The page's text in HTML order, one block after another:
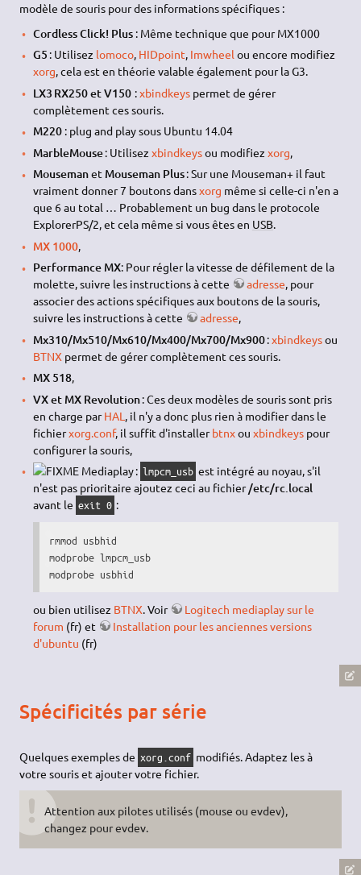
modèle de souris pour des informations spécifiques :
Cordless Click! Plus: Même technique que pour MX1000
G5 : Utilisez lomoco, HIDpoint, Imwheel ou encore modifiez
xorg, cela est en théorie valable également pour la G3.
LX3 RX250 et V150:xbindkeyspermet de gérer
complètement ces souris.
M220: plug and play sous Ubuntu 14.04
MarbleMouse: Utilisez xbindkeysou modifiez xorg,
Mousemanet Mouseman Plus: Sur une Mouseman+ il faut
vraiment donner 7 boutons dansxorg même si celle-ci n'en a
que 6 au total … Probablement un bug dans le protocole
ExplorerPS/2, et cela même si vous êtes en USB.
MX 1000,
Performance MX: Pour régler la vitesse de défilement de la
molette, suivre les instructions à cette
adresse, pour
associer des actions spécifiques aux boutons de la souris,
suivre les instructions à cette
adresse,
Mx310/Mx510/Mx610/Mx400/Mx700/Mx900:xbindkeysou
BTNX permet de gérer complètement ces souris.
MX 518,
VX et MX Revolution: Ces deux modèles de souris sont pris
en charge parHAL , il n'y a donc plus rien à modifier dans le
fichierxorg.conf, il suffit d'installerbtnxou xbindkeyspour
configurer la souris,
Mediaplay : lmpcm_usb est intégré au noyau, s'il
n'est pas prioritaire ajoutez ceci au fichier/etc/rc.local
avant le exit 0 :
rmmod usbhid
modprobe lmpcm_usb
modprobe usbhid
ou bien utilisez BTNX. Voir
Logitech mediaplay sur le
forum (fr) et
Installation pour les anciennes versions
d'ubuntu (fr)
Spécificités par série
Quelques exemples de xorg.conf modifiés. Adaptez les à
votre souris et ajouter votre fichier.
Attention aux pilotes utilisés (mouse ou evdev),
changez pour evdev.